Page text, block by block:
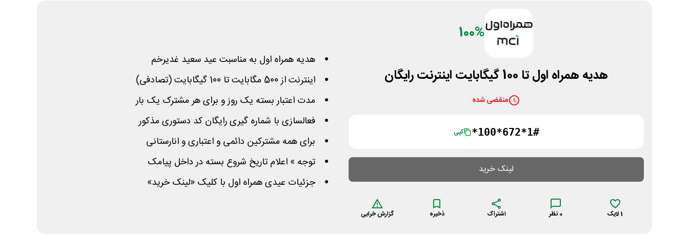
100%
هدیه همراه اول تا 100 گیگابایت اینترنت رایگان
منقضی شده
*100*672*1# کپی
لینک خرید
1 لایک 0 نظر اشتراک ذخیره گزارش خرابی
هدیه همراه اول به مناسبت عید سعید غدیرخم
اینترنت از 500 مگابایت تا 100 گیگابایت (تصادفی)
مدت اعتبار بسته یک روز و برای هر مشترک یک بار
فعالسازی با شماره گیری رایگان کد دستوری مذکور
برای همه مشترکین دائمی و اعتباری و انارستانی
توجه » اعلام تاریخ شروع بسته در داخل پیامک
جزئیات عیدی همراه اول با کلیک «لینک خرید»